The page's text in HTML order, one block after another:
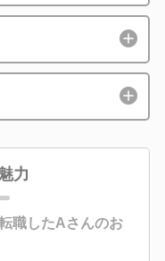
力
職したAさんのお